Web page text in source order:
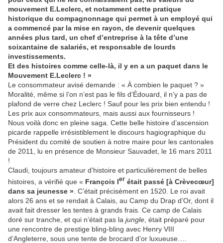
mouvement E.Leclerc, et notamment cette pratique
historique du compagnonnage qui permet à un employé qui
a commencé par la mise en rayon, de devenir quelques
années plus tard, un chef d’entreprise à la tête d’une
soixantaine de salariés, et responsable de lourds
investissements.
Et des histoires comme celle-là, il y en a un paquet dans le
Mouvement E.Leclerc ! »
Le consommateur avisé demande : « À combien le paquet ? »
Moralité, même si l’on n’est pas le fils d’Édouard, il n’y a pas de
plafond de verre chez Leclerc ! Sauf pour les prix bien entendu !
Les prix aux consommateurs, mais aussi aux fournisseurs !
Nous voilà donc en pleine saga. Cette belle histoire d’ascension
picarde rappelle irrésistiblement le discours hagiographique du
Président du comité de soutien à notre maire pour les cantonales
de 2011, lu en présence de Monsieur Sauvadet, le 16 mars 2011
!
Claudi, toujours amateur d’histoire et particulièrement de belles
histoires, a vérifié que « François Ier était passé [à Crèvecœur]
dans sa jeunesse » . C’était précisément en 1520. Le roi avait
alors 26 ans et se rendait à Calais, au Camp du Drap d’Or, dont il
avait fait dresser les tentes à grands frais. Ce camp de Calais
doré sur tranche, et qui n’était pas la jungle , était préparé pour
une rencontre de prestige bling-bling avec Henry VIII
d’Angleterre, sous une tente de brocard d’or luxueuse….